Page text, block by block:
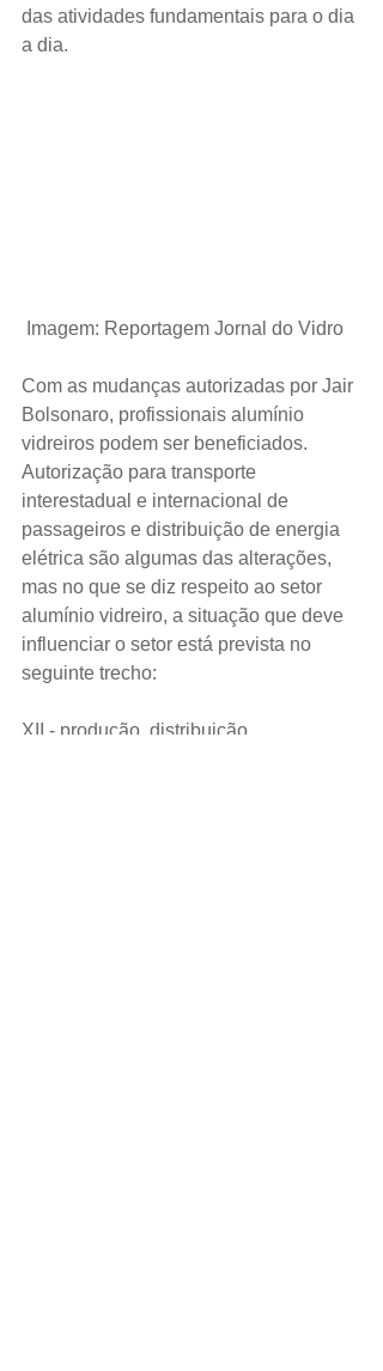
das atividades fundamentais para o dia
a dia.
Imagem: Reportagem Jornal do Vidro
Com as mudanças autorizadas por Jair
Bolsonaro, profissionais alumínio
vidreiros podem ser beneficiados.
Autorização para transporte
interestadual e internacional de
passageiros e distribuição de energia
elétrica são algumas das alterações,
mas no que se diz respeito ao setor
alumínio vidreiro, a situação que deve
influenciar o setor está prevista no
seguinte trecho:
XII - produção, distribuição,